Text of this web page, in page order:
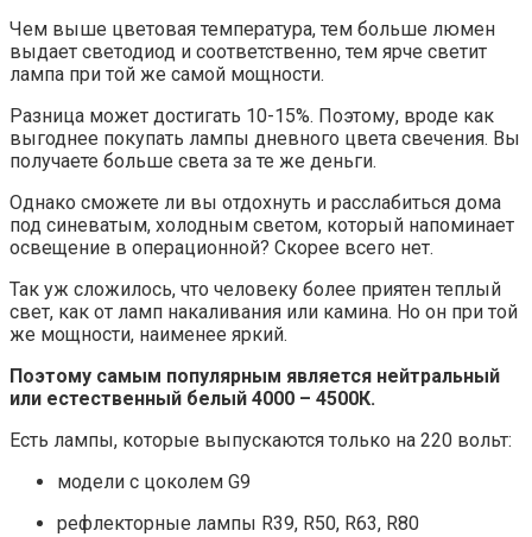
Чем выше цветовая температура, тем больше люмен
выдает светодиод и соответственно, тем ярче светит
лампа при той же самой мощности.
Разница может достигать 10-15%. Поэтому, вроде как
выгоднее покупать лампы дневного цвета свечения. Вы
получаете больше света за те же деньги.
Однако сможете ли вы отдохнуть и расслабиться дома
под синеватым, холодным светом, который напоминает
освещение в операционной? Скорее всего нет.
Так уж сложилось, что человеку более приятен теплый
свет, как от ламп накаливания или камина. Но он при той
же мощности, наименее яркий.
Поэтому самым популярным является нейтральный
или естественный белый 4000 – 4500К.
Есть лампы, которые выпускаются только на 220 вольт:
модели с цоколем G9
рефлекторные лампы R39, R50, R63, R80